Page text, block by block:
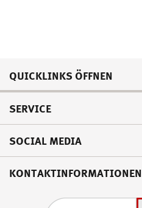
QUICKLINKS ÖFFNEN
SERVICE
SOCIAL MEDIA
KONTAKTINFORMATIONEN